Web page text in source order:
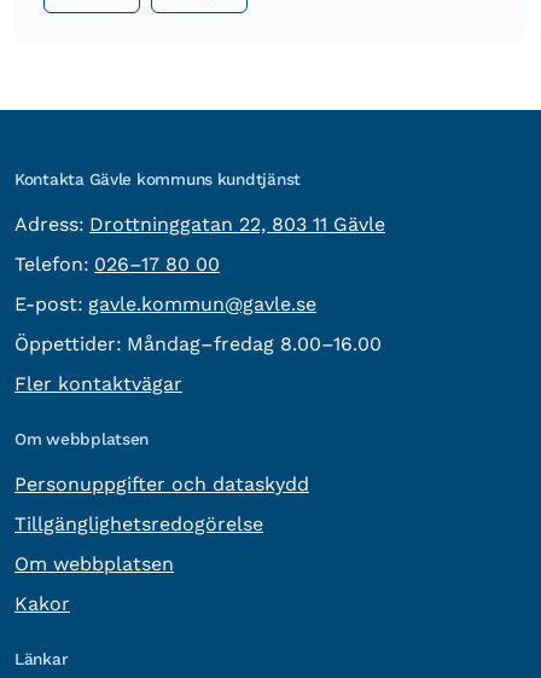
Kontakta Gävle kommuns kundtjänst
Adress: besöksadress:
Drottninggatan 22, 803 11 Gävle
Telefon: Telefon:
026–17 80 00
E-post: E-post:
gavle.kommun@gavle.se
Öppettider: Måndag–fredag 8.00–16.00
Fler kontaktvägar
Om webbplatsen
Personuppgifter och dataskydd
Tillgänglighetsredogörelse
Om webbplatsen
Kakor
Länkar